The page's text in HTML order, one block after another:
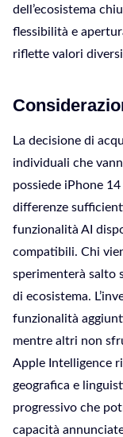
dell’ecosistema
flessibilità e
riflette valori
La decisione di
individuali che
possiede iPhone
differenze
funzionalità AI
compatibili. Chi
sperimenterà salto
di ecosistema.
funzionalità
mentre altri non
Apple Intelligence
geografica e
progressivo che
capacità